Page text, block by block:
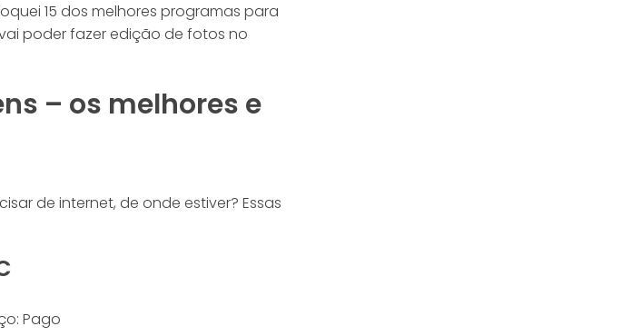
15 dos melhores programas para
poder fazer edição de fotos no
– os melhores e
de internet, de onde estiver? Essas
Pago